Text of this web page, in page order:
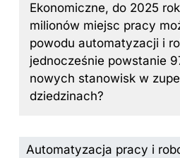
Ekonomiczne, do 2025
milionów miejsc pracy
powodu automatyzacji i
jednocześnie powstanie
nowych stanowisk w
dziedzinach?
Automatyzacja pracy i